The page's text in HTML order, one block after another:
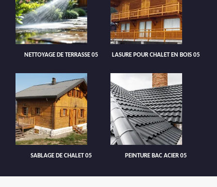
NETTOYAGE DE TERRASSE 05 LASURE POUR CHALET EN BOIS 05
SABLAGE DE CHALET 05 PEINTURE BAC ACIER 05